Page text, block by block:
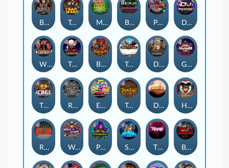
Tsar Wars
Book Of Shadows
Rock Bottom
The Cage
Space Donkey
Bounty Hunters xNudge® Benji Killed in Vegas
Barbarian Fury
Poison Eve
Dragon Tribe
Gluttony
Mayan Magic Wildfire
Deadwood xNudge
DJ Psycho
Tombstone
Punk Rocker
East Coast Vs West Coast
The Creepy Carnival
Whacked
Harlequin Carnival
Walk of Shame
Remember Gulag
True kult
The Rave